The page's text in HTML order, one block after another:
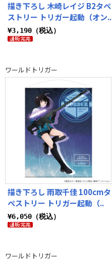
描き下ろし 木崎レイジ B2タペ
ストリー トリガー起動（オン..
¥3,190（税込）
ワールドトリガー
描き下ろし 雨取千佳 100cmタ
ペストリー トリガー起動（..
¥6,050（税込）
ワールドトリガー